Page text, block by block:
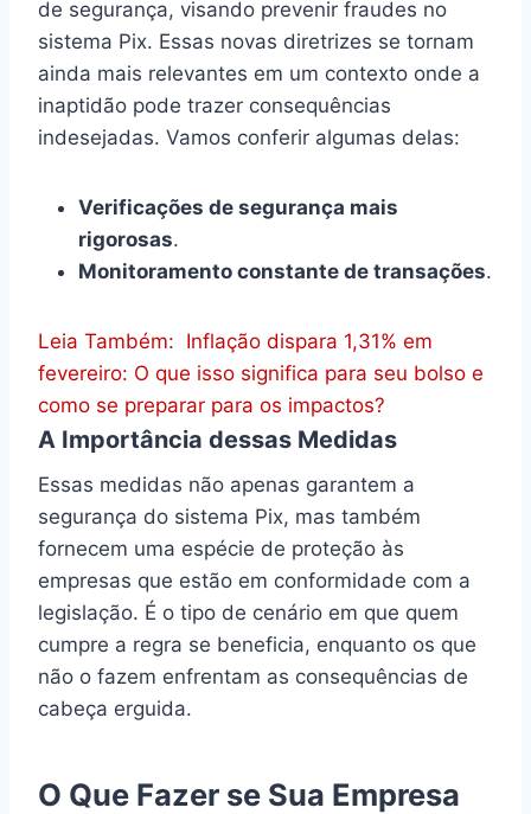
de segurança, visando prevenir fraudes no
sistema Pix. Essas novas diretrizes se tornam
ainda mais relevantes em um contexto onde a
inaptidão pode trazer consequências
indesejadas. Vamos conferir algumas delas:
Verificações de segurança mais
rigorosas.
Monitoramento constante de transações.
Leia Também: Inflação dispara 1,31% em
fevereiro: O que isso significa para seu bolso e
como se preparar para os impactos?
A Importância dessas Medidas
Essas medidas não apenas garantem a
segurança do sistema Pix, mas também
fornecem uma espécie de proteção às
empresas que estão em conformidade com a
legislação. É o tipo de cenário em que quem
cumpre a regra se beneficia, enquanto os que
não o fazem enfrentam as consequências de
cabeça erguida.
O Que Fazer se Sua Empresa